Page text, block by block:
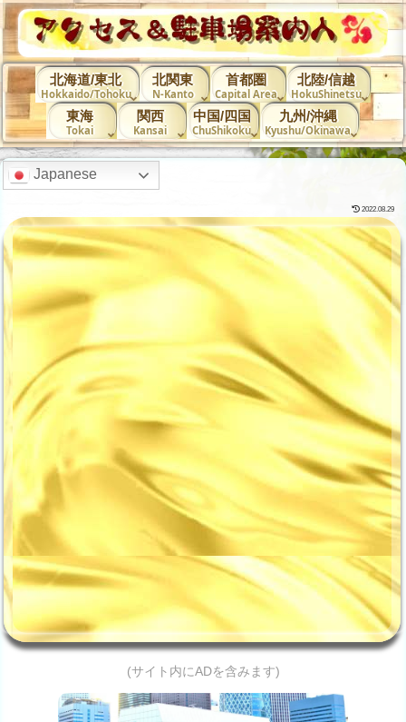
北海道/東北
Hokkaido/Tohoku
北関東
N-Kanto
首都圏
Capital Area
北陸/信越
HokuShinetsu
東海
Tokai
関西
Kansai
中国/四国
ChuShikoku
九州/沖縄
Kyushu/Okinawa
Japanese
2022.08.29
(サイト内にADを含みます)